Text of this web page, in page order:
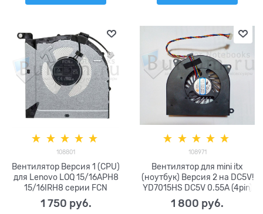
108801
Вентилятор Версия 1 (CPU)
для Lenovo LOQ 15/16APH8
15/16IRH8 серии FCN
DFS5L22Н15G86В FQRН АVС
ВАРА0908R5НY005
1 750 руб.
108971
Вентилятор для mini itx
(ноутбук) Версия 2 на DC5V!
YD7015HS DC5V 0.55A (4pin)
1 800 руб.